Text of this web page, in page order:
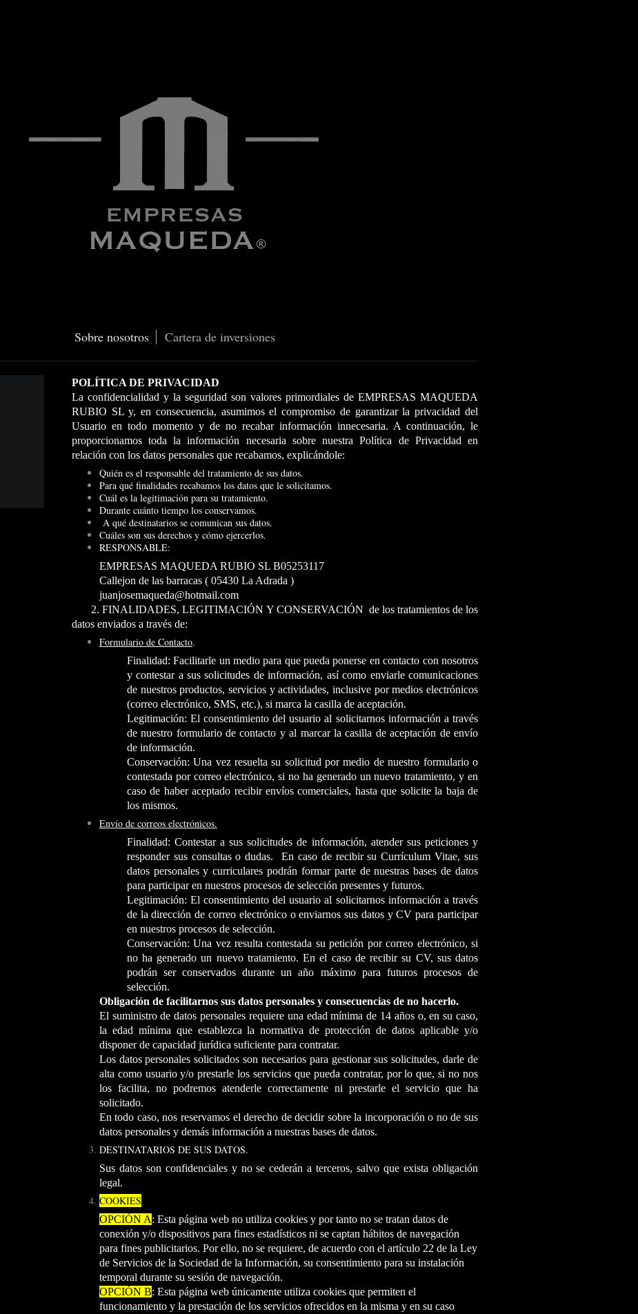
Sobre nosotros Cartera de inversiones
POLÍTICA DE PRIVACIDAD
La confidencialidad y la seguridad son valores primordiales de EMPRESAS MAQUEDA
RUBIO SL y, en consecuencia, asumimos el compromiso de garantizar la privacidad del
Usuario en todo momento y de no recabar información innecesaria. A continuación, le
proporcionamos toda la información necesaria sobre nuestra Política de Privacidad en
relación con los datos personales que recabamos, explicándole:
Quién es el responsable del tratamiento de sus datos.
Para qué finalidades recabamos los datos que le solicitamos.
Cuál es la legitimación para su tratamiento.
Durante cuánto tiempo los conservamos.
A qué destinatarios se comunican sus datos.
Cuáles son sus derechos y cómo ejercerlos.
RESPONSABLE:
EMPRESAS MAQUEDA RUBIO SL B05253117
Callejon de las barracas ( 05430 La Adrada )
juanjosemaqueda@hotmail.com
2. FINALIDADES, LEGITIMACIÓN Y CONSERVACIÓN de los tratamientos de los
datos enviados a través de:
Formulario de Contacto.
Finalidad: Facilitarle un medio para que pueda ponerse en contacto con nosotros
y contestar a sus solicitudes de información, así como enviarle comunicaciones
de nuestros productos, servicios y actividades, inclusive por medios electrónicos
(correo electrónico, SMS, etc.), si marca la casilla de aceptación.
Legitimación: El consentimiento del usuario al solicitarnos información a través
de nuestro formulario de contacto y al marcar la casilla de aceptación de envío
de información.
Conservación: Una vez resuelta su solicitud por medio de nuestro formulario o
contestada por correo electrónico, si no ha generado un nuevo tratamiento, y en
caso de haber aceptado recibir envíos comerciales, hasta que solicite la baja de
los mismos.
Envío de correos electrónicos.
Finalidad: Contestar a sus solicitudes de información, atender sus peticiones y
responder sus consultas o dudas. En caso de recibir su Currículum Vitae, sus
datos personales y curriculares podrán formar parte de nuestras bases de datos
para participar en nuestros procesos de selección presentes y futuros.
Legitimación: El consentimiento del usuario al solicitarnos información a través
de la dirección de correo electrónico o enviarnos sus datos y CV para participar
en nuestros procesos de selección.
Conservación: Una vez resulta contestada su petición por correo electrónico, si
no ha generado un nuevo tratamiento. En el caso de recibir su CV, sus datos
podrán ser conservados durante un año máximo para futuros procesos de
selección.
Obligación de facilitarnos sus datos personales y consecuencias de no hacerlo.
El suministro de datos personales requiere una edad mínima de 14 años o, en su caso,
la edad mínima que establezca la normativa de protección de datos aplicable y/o
disponer de capacidad jurídica suficiente para contratar.
Los datos personales solicitados son necesarios para gestionar sus solicitudes, darle de
alta como usuario y/o prestarle los servicios que pueda contratar, por lo que, si no nos
los facilita, no podremos atenderle correctamente ni prestarle el servicio que ha
solicitado.
En todo caso, nos reservamos el derecho de decidir sobre la incorporación o no de sus
datos personales y demás información a nuestras bases de datos.
DESTINATARIOS DE SUS DATOS.
Sus datos son confidenciales y no se cederán a terceros, salvo que exista obligación
legal.
COOKIES
OPCIÓN A: Esta página web no utiliza cookies y por tanto no se tratan datos de
conexión y/o dispositivos para fines estadísticos ni se captan hábitos de navegación
para fines publicitarios. Por ello, no se requiere, de acuerdo con el artículo 22 de la Ley
de Servicios de la Sociedad de la Información, su consentimiento para su instalación
temporal durante su sesión de navegación.
OPCIÓN B: Esta página web únicamente utiliza cookies que permiten el
funcionamiento y la prestación de los servicios ofrecidos en la misma y en su caso